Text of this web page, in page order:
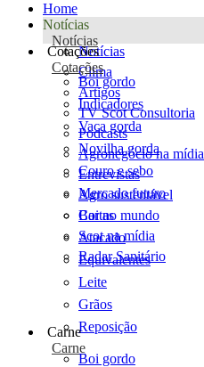
Home
Notícias
Notícias
Notícias
Clima
Artigos
TV Scot Consultoria
Podcasts
Agronegócio na mídia
Entrevistas
Agro sustentável
Cartas
Scot na mídia
Radar Sanitário
Cotações
Cotações
Boi gordo
Indicadores
Vaca gorda
Novilha gorda
Couro e sebo
Mercado futuro
Boi no mundo
Atacado
Equivalentes
Leite
Grãos
Reposição
Carne
Carne
Boi gordo